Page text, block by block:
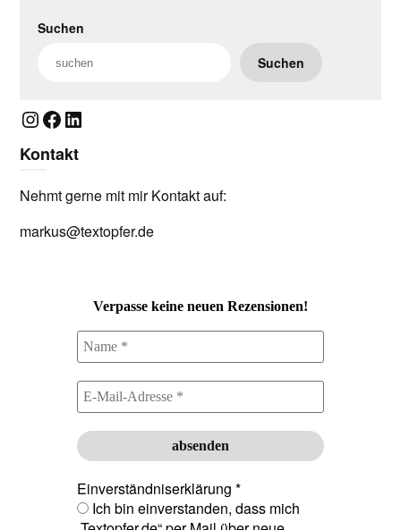
Suchen
Suchen
Instagram
Facebook
LinkedIn
Kontakt
Nehmt gerne mit mir Kontakt auf:
markus@textopfer.de
Verpasse keine neuen Rezensionen!
Einverständniserklärung *
Ich bin einverstanden, dass mich